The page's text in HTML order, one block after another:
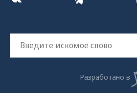
Разработано в